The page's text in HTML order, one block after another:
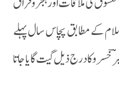
کے مطابق پچاس سال پہلے
کا درج ذیل گیت گایا جاتا